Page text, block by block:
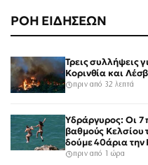
ΡΟΗ ΕΙΔΗΣΕΩΝ
Τρεις συλλήψεις
Κορινθία και
πριν από 32 λεπτά
Υδράργυρος: Οι 7
βαθμούς
δούμε 40άρια την
πριν από 1 ώρα